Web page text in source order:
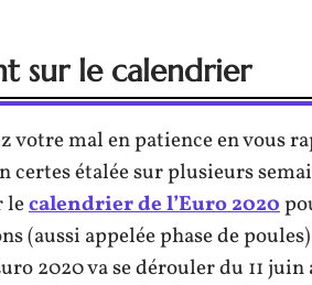
sur le calendrier
votre mal en patience en vous
certes étalée sur plusieurs
lecalendrier de l’Euro 2020
(aussi appelée phase de
2020 va se dérouler du 11